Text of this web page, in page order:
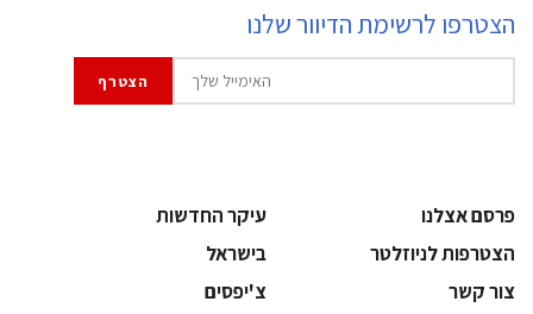
הצטרפו לרשימת הדיוור שלנו
פרסם אצלנו
עיקר החדשות
הצטרפות לניוזלטר
בישראל
צור קשר
צ'יפסים